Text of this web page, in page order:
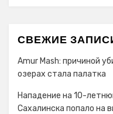
СВЕЖИЕ
Amur Mash: причиной
озерах стала палатка
Нападение на 10-
Сахалинска попало на